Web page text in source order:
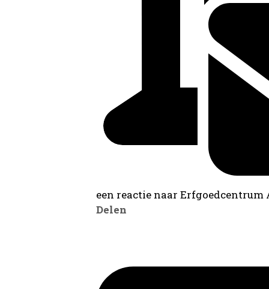
een reactie naar
Delen